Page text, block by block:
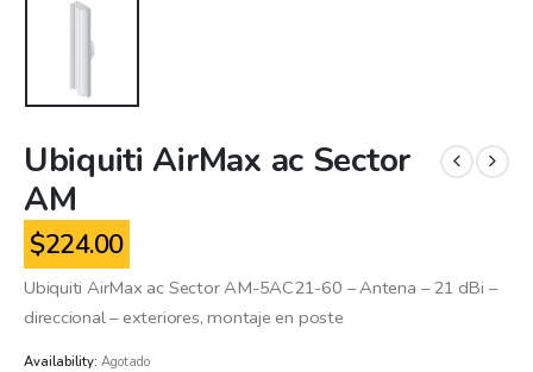
Ubiquiti AirMax ac Sector
AM
$224.00
Ubiquiti AirMax ac Sector AM-5AC21-60 – Antena – 21 dBi –
direccional – exteriores, montaje en poste
Availability: Agotado